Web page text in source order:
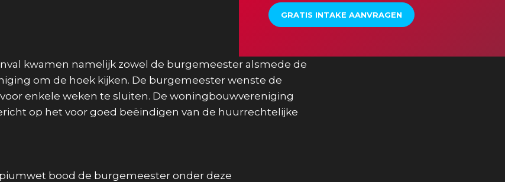
GRATIS INTAKE AANVRAGEN
kwamen namelijk zowel de burgemeester alsmede de
om de hoek kijken. De burgemeester wenste de
enkele weken te sluiten. De woningbouwvereniging
op het voor goed beëindigen van de huurrechtelijke
bood de burgemeester onder deze